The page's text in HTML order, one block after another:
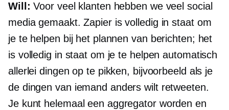
Will: Voor veel klanten hebben we veel social
media gemaakt. Zapier is volledig in staat om
je te helpen bij het plannen van berichten; het
is volledig in staat om je te helpen automatisch
allerlei dingen op te pikken, bijvoorbeeld als je
de dingen van iemand anders wilt retweeten.
Je kunt helemaal een aggregator worden en